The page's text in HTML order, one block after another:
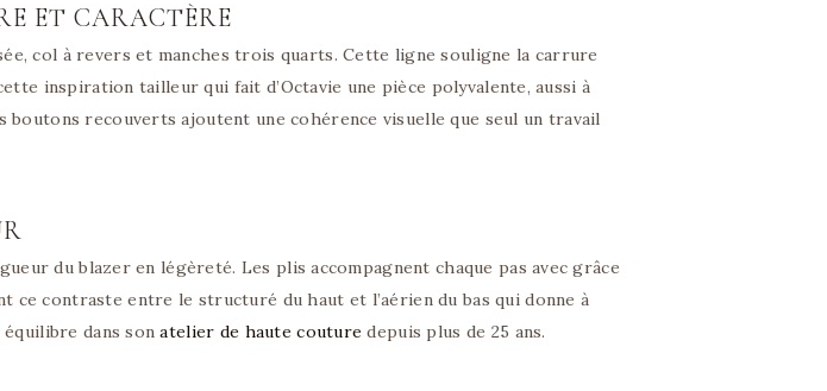
ET CARACTÈRE
col à revers et manches trois quarts. Cette ligne souligne la carrure
inspiration tailleur qui fait d’Octavie une pièce polyvalente, aussi à
boutons recouverts ajoutent une cohérence visuelle que seul un travail
du blazer en légèreté. Les plis accompagnent chaque pas avec grâce
ce contraste entre le structuré du haut et l’aérien du bas qui donne à
dans sonatelier de haute couture depuis plus de 25 ans.